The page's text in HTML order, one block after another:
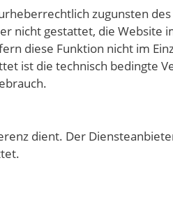
zugunsten des
nicht gestattet, die Website
diese Funktion nicht im
ist die technisch bedingte
dient. Der